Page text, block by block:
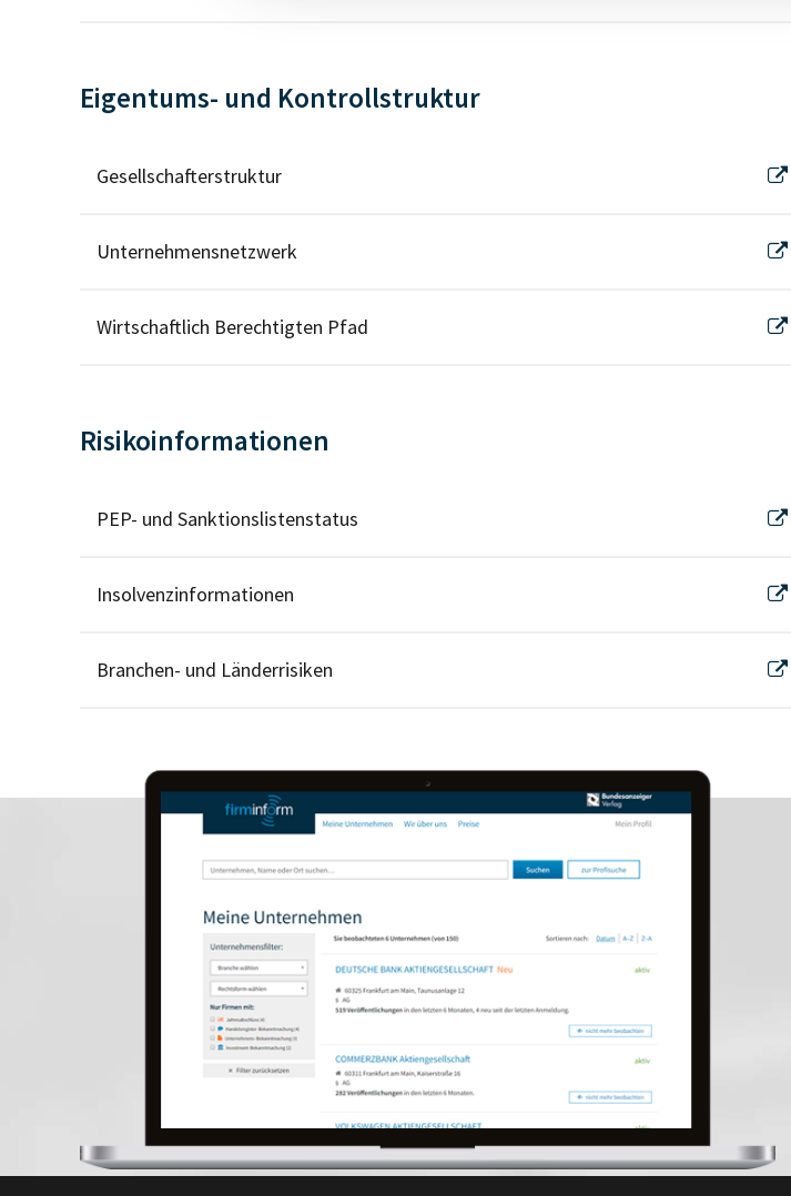
Eigentums- und Kontrollstruktur
Gesellschafterstruktur
Unternehmensnetzwerk
Wirtschaftlich Berechtigten Pfad
Risikoinformationen
PEP- und Sanktionslistenstatus
Insolvenzinformationen
Branchen- und Länderrisiken